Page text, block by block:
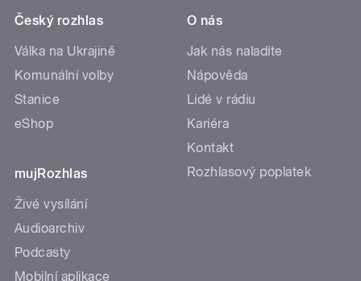
Český rozhlas
Válka na Ukrajině
Komunální volby
Stanice
eShop
mujRozhlas
Živé vysílání
Audioarchiv
Podcasty
Mobilní aplikace
O nás
Jak nás naladíte
Nápověda
Lidé v rádiu
Kariéra
Kontakt
Rozhlasový poplatek